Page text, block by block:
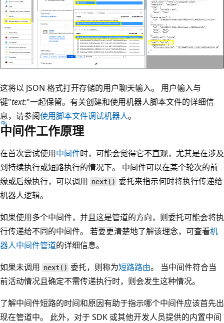
这将以 JSON 格式打开存储的用户聊天输入。 用户输入与
键"text:"一起保留。有关创建和使用机器人脚本文件的详细信
息，请参阅使用脚本文件调试机器人。
中间件工作原理
在首次尝试使用中间件时，可能会觉得它不直观，尤其是在涉及
到持续执行或短路执行的情况下。 中间件可以在某个轮次的前
缘或后缘执行，可以调用 next() 委托来指示何时将执行传递给
机器人逻辑。
如果使用多个中间件，并且这是管道的方向，则委托可能会将执
行传递给不同的中间件。 若要更清楚地了解该理念，可查看机
器人中间件管道的详细信息。
如果未调用 next() 委托，则称为短路路由。 当中间件符合当
前活动情况且确定不需传递执行时，则会发生这种情况。
了解中间件短路的时间和原因有助于指示哪个中间件应该首先出
现在管道中。 此外，对于 SDK 或其他开发人员提供的内置中间